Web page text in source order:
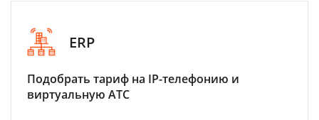
ERP
Подобрать тариф на IP-телефонию и
виртуальную АТС